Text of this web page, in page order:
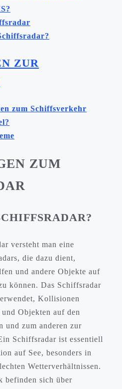
ZUR
zum Schiffsverkehr
ZUM
versteht man eine
die dazu dient,
und andere Objekte auf
können. Das Schiffsradar
Kollisionen
Objekten auf den
und zum anderen zur
Schiffsradar ist essentiell
auf See, besonders in
Wetterverhältnissen.
befinden sich über